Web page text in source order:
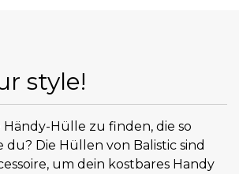
style!
Händy-Hülle zu finden, die so
du? Die Hüllen von Balistic sind
um dein kostbares Handy